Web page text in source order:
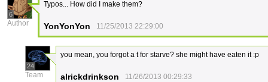
6
Author
Typos... How did I make them?
YonYonYon 11/25/2013 22:29:00
24
Team
you mean, you forgot a t for starve? she might have eaten it :p
alrickdrinkson 11/26/2013 00:29:33